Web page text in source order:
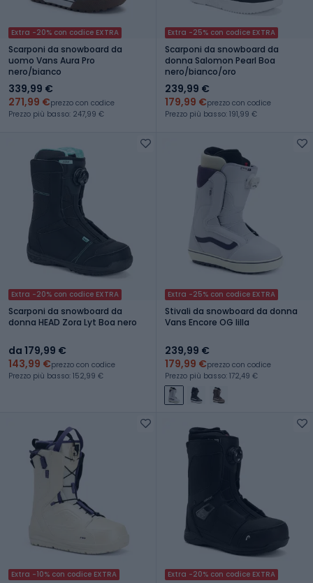
Extra -20% con codice EXTRA
Scarponi da snowboard da
uomo Vans Aura Pro
nero/bianco
339,99 €
271,99 €prezzo con codice
Prezzo più basso: 247,99 €
Extra -25% con codice EXTRA
Scarponi da snowboard da
donna Salomon Pearl Boa
nero/bianco/oro
239,99 €
179,99 €prezzo con codice
Prezzo più basso: 191,99 €
Extra -20% con codice EXTRA
Scarponi da snowboard da
donna HEAD Zora Lyt Boa nero
da 179,99 €
143,99 €prezzo con codice
Prezzo più basso: 152,99 €
Extra -25% con codice EXTRA
Stivali da snowboard da donna
Vans Encore OG lilla
239,99 €
179,99 €prezzo con codice
Prezzo più basso: 172,49 €
Extra -10% con codice EXTRA Extra -20% con codice EXTRA